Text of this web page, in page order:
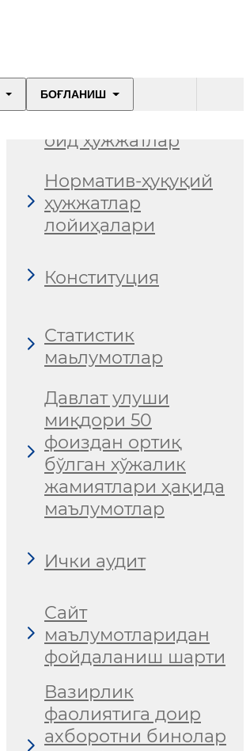
БОҒЛАНИШ
оид ҳужжатлар
Норматив-ҳуқуқий
ҳужжатлар
лойиҳалари
Конституция
Статистик
маьлумотлар
Давлат улуши
миқдори 50
фоиздан ортиқ
бўлган хўжалик
жамиятлари ҳақида
маълумотлар
Ички аудит
Сайт
маълумотларидан
фойдаланиш шарти
Вазирлик
фаолиятига доир
ахборотни бинолар